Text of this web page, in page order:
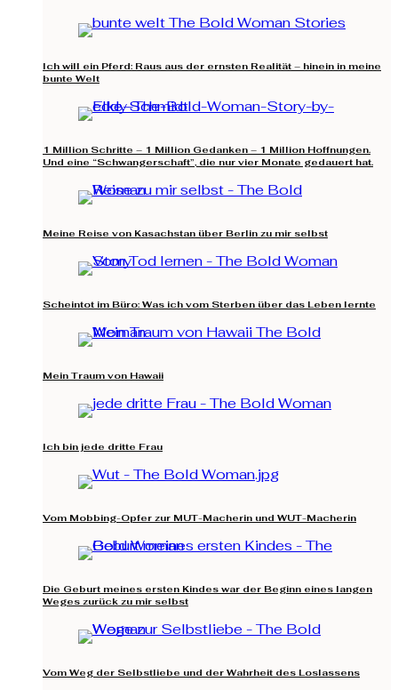
Ich will ein Pferd: Raus aus der ernsten Realität – hinein in meine
bunte Welt
1 Million Schritte – 1 Million Gedanken – 1 Million Hoffnungen.
Und eine “Schwangerschaft”, die nur vier Monate gedauert hat.
Meine Reise von Kasachstan über Berlin zu mir selbst
Scheintot im Büro: Was ich vom Sterben über das Leben lernte
Mein Traum von Hawaii
Ich bin jede dritte Frau
Vom Mobbing-Opfer zur MUT-Macherin und WUT-Macherin
Die Geburt meines ersten Kindes war der Beginn eines langen
Weges zurück zu mir selbst
Vom Weg der Selbstliebe und der Wahrheit des Loslassens